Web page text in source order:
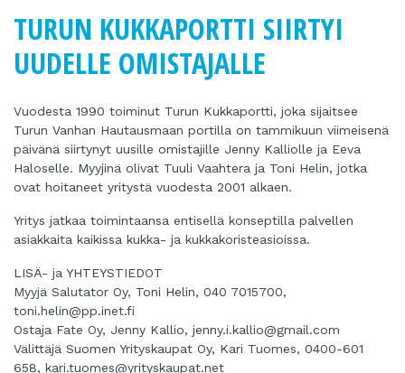
TURUN KUKKAPORTTI SIIRTYI
UUDELLE OMISTAJALLE
Vuodesta 1990 toiminut Turun Kukkaportti, joka sijaitsee
Turun Vanhan Hautausmaan portilla on tammikuun viimeisenä
päivänä siirtynyt uusille omistajille Jenny Kalliolle ja Eeva
Haloselle. Myyjinä olivat Tuuli Vaahtera ja Toni Helin, jotka
ovat hoitaneet yritystä vuodesta 2001 alkaen.
Yritys jatkaa toimintaansa entisellä konseptilla palvellen
asiakkaita kaikissa kukka- ja kukkakoristeasioissa.
LISÄ- ja YHTEYSTIEDOT
Myyjä Salutator Oy, Toni Helin, 040 7015700,
toni.helin@pp.inet.fi
Ostaja Fate Oy, Jenny Kallio, jenny.i.kallio@gmail.com
Välittäjä Suomen Yrityskaupat Oy, Kari Tuomes, 0400-601
658, kari.tuomes@yrityskaupat.net